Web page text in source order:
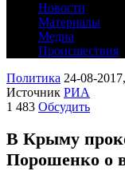
Новости
Материалы
Медиа
Происшествия
Политика 24-08-
Источник РИА
1 483 Обсудить
В Крыму
Порошенко о